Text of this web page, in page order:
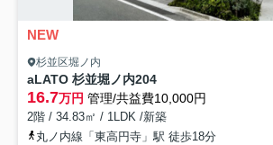
NEW
杉並区堀ノ内
aLATO 杉並堀ノ内204
16.7万円 管理/共益費10,000円
2階 / 34.83㎡ / 1LDK /新築
丸ノ内線「東高円寺」駅 徒歩18分